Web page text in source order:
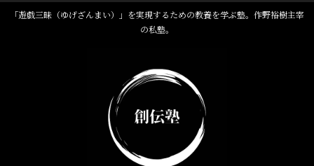
「遊戯三昧（ゆげざんまい）」を実現するための教養を学ぶ塾。作野裕樹主宰
の私塾。